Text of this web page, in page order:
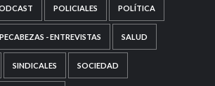
POLICIALES POLÍTICA
- ENTREVISTAS SALUD
SINDICALES SOCIEDAD